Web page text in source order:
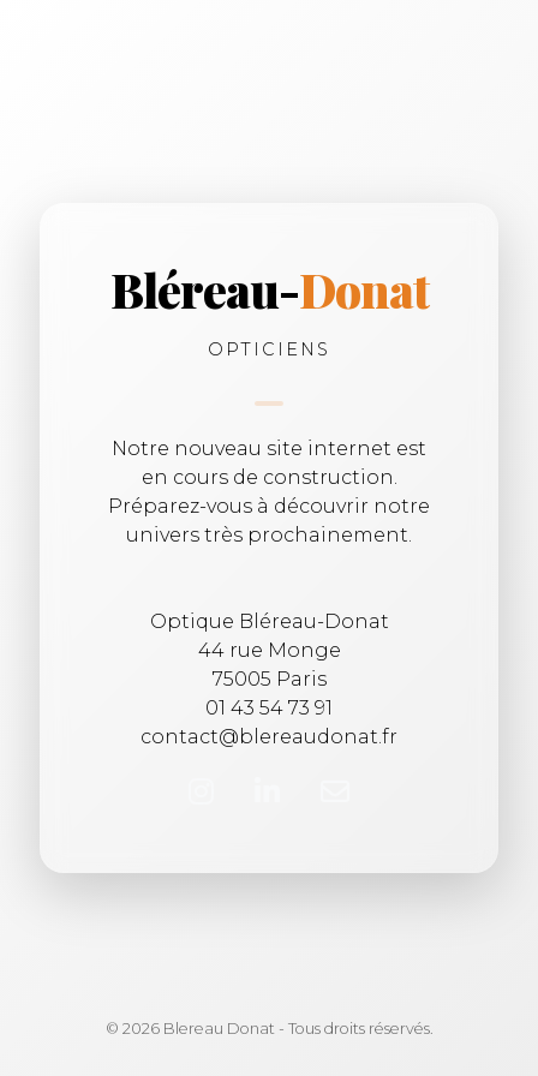
Bléreau-Donat
OPTICIENS
Notre nouveau site internet est
en cours de construction.
Préparez-vous à découvrir notre
univers très prochainement.
Optique Bléreau-Donat
44 rue Monge
75005 Paris
01 43 54 73 91
contact@blereaudonat.fr
© 2026 Blereau Donat - Tous droits réservés.